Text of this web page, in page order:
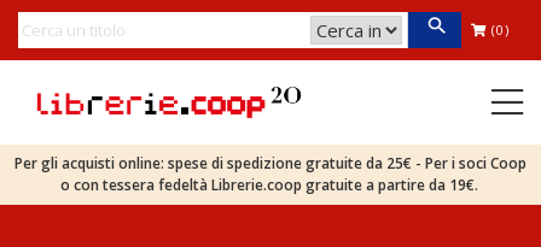
(0)
Per gli acquisti online: spese di spedizione gratuite da 25€ - Per i soci Coop
o con tessera fedeltà Librerie.coop gratuite a partire da 19€.